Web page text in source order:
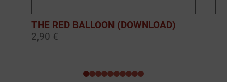
THE RED BALLOON (DOWNLOAD)
2,90 €
0123456789